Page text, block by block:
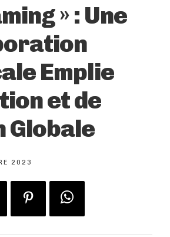
» : Une
Emplie
et de
Globale
2023